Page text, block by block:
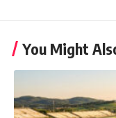
You Might